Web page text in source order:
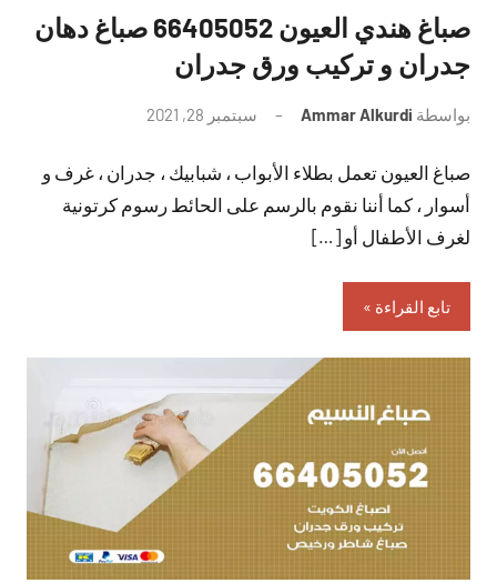
صباغ هندي العيون 66405052 صباغ دهان
جدران و تركيب ورق جدران
بواسطة Ammar Alkurdi سبتمبر 28, 2021
تعليقات
صباغ العيون تعمل بطلاء الأبواب ، شبابيك ، جدران ، غرف و
أسوار ، كما أننا نقوم بالرسم على الحائط رسوم كرتونية
لغرف الأطفال أو […]
تابع القراءة